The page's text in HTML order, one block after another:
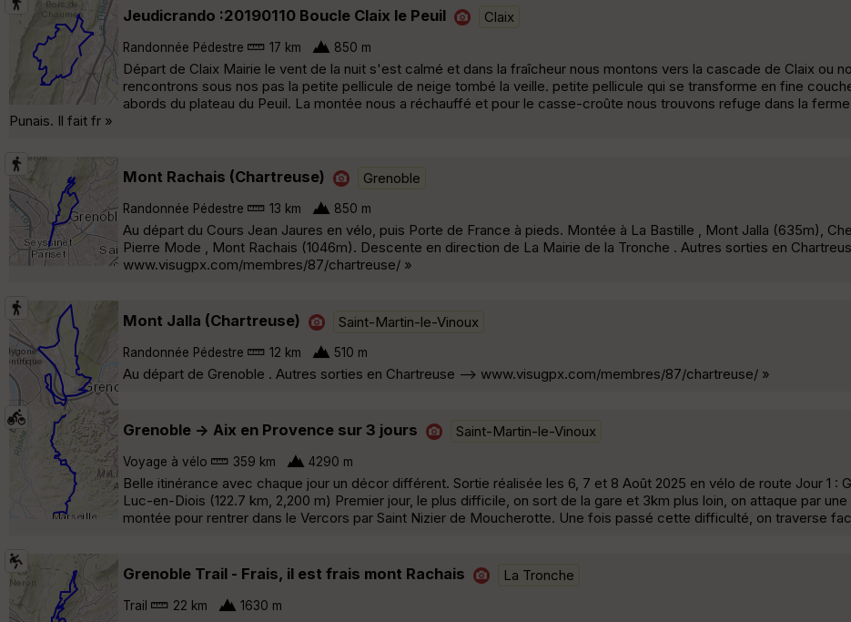
Jeudicrando :20190110 Boucle Claix le Peuil Claix
Randonnée Pédestre 17 km 850 m
Départ de Claix Mairie le vent de la nuit s'est calmé et dans la fraîcheur nous montons vers la cascade de Claix ou
rencontrons sous nos pas la petite pellicule de neige tombé la veille. petite pellicule qui se transforme en fine
abords du plateau du Peuil. La montée nous a réchauffé et pour le casse-croûte nous trouvons refuge dans la
Punais. Il fait fr »
Mont Rachais (Chartreuse) Grenoble
Randonnée Pédestre 13 km 850 m
Au départ du Cours Jean Jaures en vélo, puis Porte de France à pieds. Montée à La Bastille , Mont Jalla (635m),
Pierre Mode , Mont Rachais (1046m). Descente en direction de La Mairie de la Tronche . Autres sorties en
www.visugpx.com/membres/87/chartreuse/ »
Mont Jalla (Chartreuse) Saint-Martin-le-Vinoux
Randonnée Pédestre 12 km 510 m
Au départ de Grenoble . Autres sorties en Chartreuse --> www.visugpx.com/membres/87/chartreuse/ »
Grenoble -> Aix en Provence sur 3 jours Saint-Martin-le-Vinoux
Voyage à vélo 359 km 4290 m
Belle itinérance avec chaque jour un décor différent. Sortie réalisée les 6, 7 et 8 Août 2025 en vélo de route Jour 1 :
Luc-en-Diois (122.7 km, 2,200 m) Premier jour, le plus difficile, on sort de la gare et 3km plus loin, on attaque par
montée pour rentrer dans le Vercors par Saint Nizier de Moucherotte. Une fois passé cette difficulté, on traverse
Grenoble Trail - Frais, il est frais mont Rachais La Tronche
Trail 22 km 1630 m